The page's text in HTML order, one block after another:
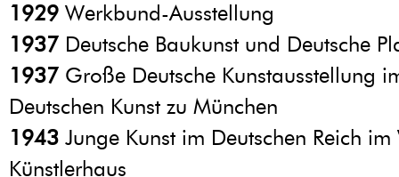
1929 Werkbund-Ausstellung
1937 Deutsche Baukunst und Deutsche
1937 Große Deutsche Kunstausstellung
Deutschen Kunst zu München
1943 Junge Kunst im Deutschen Reich im
Künstlerhaus